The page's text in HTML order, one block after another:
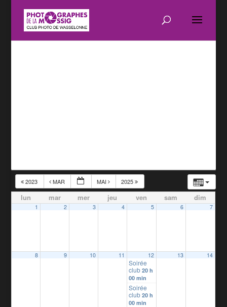
2023 MAR MAI 2025
lun mar mer jeu ven sam dim
1 2 3 4 5 6 7
8 9 10 11 12
Soirée
club20 h
00 min
Soirée
club20 h
00 min
13 14